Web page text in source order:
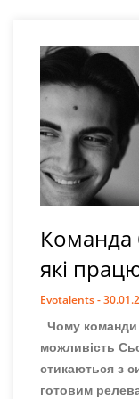
Команда
які
Evotalents
Чому
можливість
стикаються з
готовим